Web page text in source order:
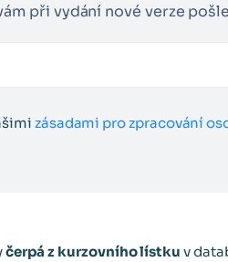
při vydání nové verze
zásadami pro zpracování
čerpá z kurzovního lístku v